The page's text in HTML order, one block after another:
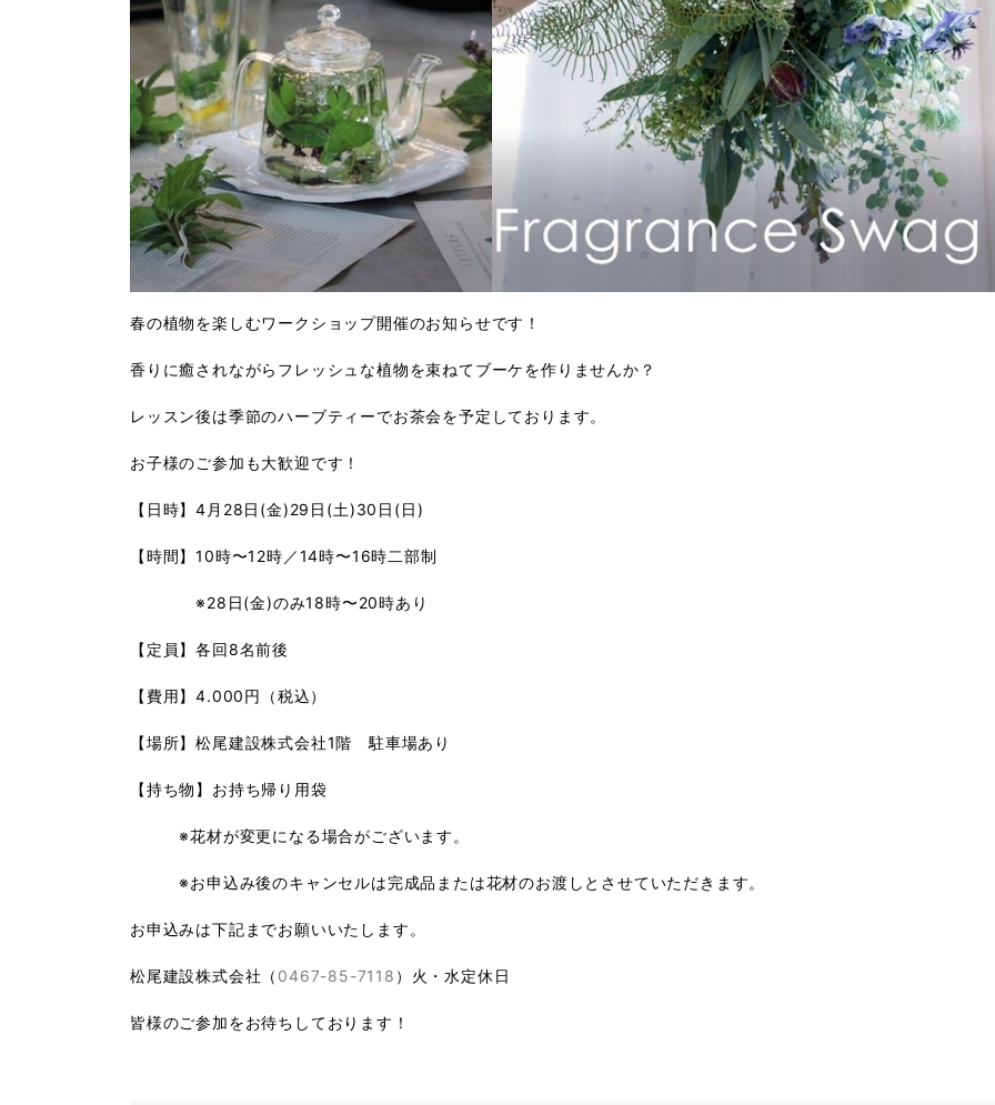
春の植物を楽しむワークショップ開催のお知らせです！
香りに癒されながらフレッシュな植物を束ねてブーケを作りませんか？
レッスン後は季節のハーブティーでお茶会を予定しております。
お子様のご参加も大歓迎です！
【日時】4 月 28日 (金)29 日 (土)30 日 (日)
【時間】10時〜12時／14時〜16時二部制
※28 日(金)のみ18時〜20時あり
【定員】各回8名前後
【費用】4.000円（税込）
【場所】松尾建設株式会社1階 駐車場あり
【持ち物】お持ち帰り用袋
※花材が変更になる場合がございます。
※お申込み後のキャンセルは完成品または花材のお渡しとさせていただきます。
お申込みは下記までお願いいたします。
松尾建設株式会社（ 0467-85-7118 ）火・水定休日
皆様のご参加をお待ちしております！